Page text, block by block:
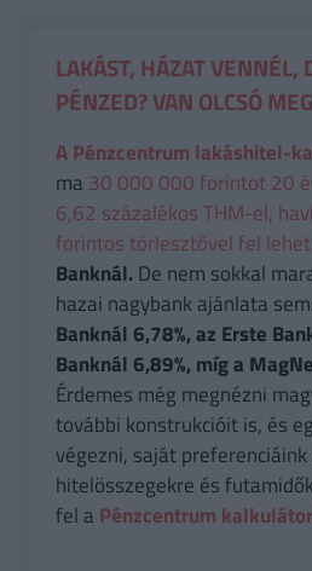
LAKÁST, HÁZAT VENNÉL,
PÉNZED? VAN OLCSÓ
A Pénzcentrum lakáshitel-
ma 30 000 000 forintot 20
6,62 százalékos THM-el,
forintos törlesztővel fel
Banknál.De nem sokkal
hazai nagybank ajánlata
Banknál 6,78%, az Erste
Banknál 6,89%, míg a
Érdemes még megnézni
további konstrukcióit is, és
végezni, saját
hitelösszegekre és
fel a Pénzcentrum